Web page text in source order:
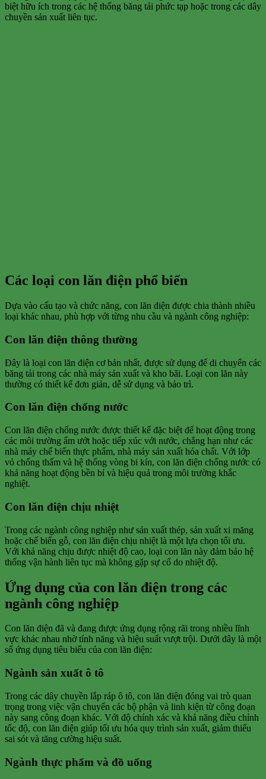
biệt hữu ích trong các hệ thống băng tải phức tạp hoặc trong các dây
chuyền sản xuất liên tục.
Các loại con lăn điện phổ biến
Dựa vào cấu tạo và chức năng, con lăn điện được chia thành nhiều
loại khác nhau, phù hợp với từng nhu cầu và ngành công nghiệp:
Con lăn điện thông thường
Đây là loại con lăn điện cơ bản nhất, được sử dụng để di chuyển các
băng tải trong các nhà máy sản xuất và kho bãi. Loại con lăn này
thường có thiết kế đơn giản, dễ sử dụng và bảo trì.
Con lăn điện chống nước
Con lăn điện chống nước được thiết kế đặc biệt để hoạt động trong
các môi trường ẩm ướt hoặc tiếp xúc với nước, chẳng hạn như các
nhà máy chế biến thực phẩm, nhà máy sản xuất hóa chất. Với lớp
vỏ chống thấm và hệ thống vòng bi kín, con lăn điện chống nước có
khả năng hoạt động bền bỉ và hiệu quả trong môi trường khắc
nghiệt.
Con lăn điện chịu nhiệt
Trong các ngành công nghiệp như sản xuất thép, sản xuất xi măng
hoặc chế biến gỗ, con lăn điện chịu nhiệt là một lựa chọn tối ưu.
Với khả năng chịu được nhiệt độ cao, loại con lăn này đảm bảo hệ
thống vận hành liên tục mà không gặp sự cố do nhiệt độ.
Ứng dụng của con lăn điện trong các
ngành công nghiệp
Con lăn điện đã và đang được ứng dụng rộng rãi trong nhiều lĩnh
vực khác nhau nhờ tính năng và hiệu suất vượt trội. Dưới đây là một
số ứng dụng tiêu biểu của con lăn điện:
Ngành sản xuất ô tô
Trong các dây chuyền lắp ráp ô tô, con lăn điện đóng vai trò quan
trọng trong việc vận chuyển các bộ phận và linh kiện từ công đoạn
này sang công đoạn khác. Với độ chính xác và khả năng điều chỉnh
tốc độ, con lăn điện giúp tối ưu hóa quy trình sản xuất, giảm thiểu
sai sót và tăng cường hiệu suất.
Ngành thực phẩm và đồ uống